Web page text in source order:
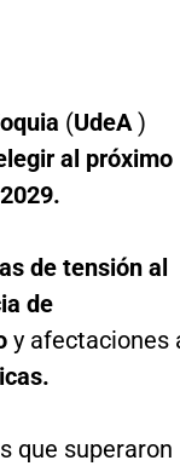
(UdeA)
al próximo
de tensión al
de
y afectaciones
que superaron